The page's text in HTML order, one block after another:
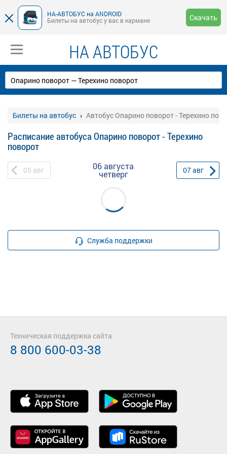
НА-АВТОБУС на ANDROID
Билеты на автобус у вас в кармане
Скачать
НА АВТОБУС
Билеты на автобус Автобус Опарино поворот - Терехино
Расписание автобуса Опарино поворот - Терехино
поворот
05 авг 06 августа
четверг 07авг
Служба поддержки
Техническая поддержка сайта
8 800 600-03-38